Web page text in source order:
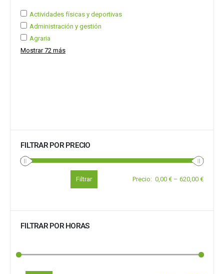
Actividades físicas y deportivas
Administración y gestión
Agraria
Mostrar 72 más
FILTRAR POR PRECIO
Filtrar Precio: 0,00 € – 620,00 €
FILTRAR POR HORAS